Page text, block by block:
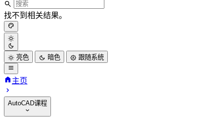
找不到相关结果。
亮色 暗色 跟随系统
主页
AutoCAD课程